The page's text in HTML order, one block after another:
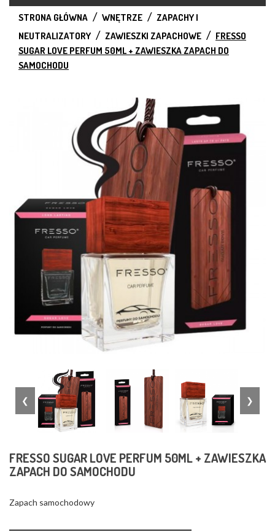
STRONA GŁÓWNA WNĘTRZE
ZAPACHY I
NEUTRALIZATORY
ZAWIESZKI ZAPACHOWE
FRESSO
SUGAR LOVE PERFUM 50ML + ZAWIESZKA ZAPACH DO
SAMOCHODU
❮ ❯
FRESSO SUGAR LOVE PERFUM 50ML + ZAWIESZKA
ZAPACH DO SAMOCHODU
Zapach samochodowy